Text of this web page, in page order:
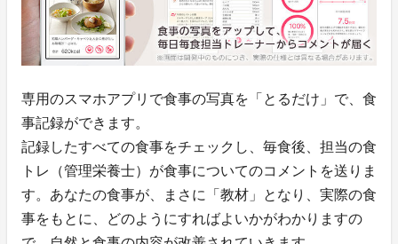
専用のスマホアプリで食事の写真を「とるだけ」で、食
事記録ができます。
記録したすべての食事をチェックし、毎食後、担当の食
トレ（管理栄養士）が食事についてのコメントを送りま
す。あなたの食事が、まさに「教材」となり、実際の食
事をもとに、どのようにすればよいかがわかりますの